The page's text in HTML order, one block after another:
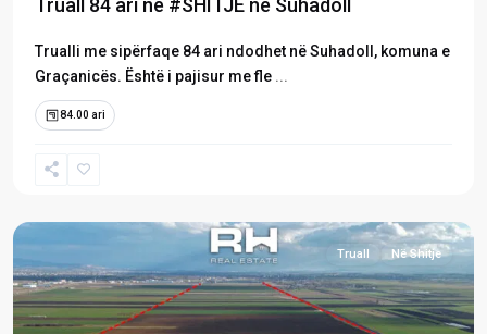
Trualli me sipërfaqe 84 ari ndodhet në Suhadoll, komuna e
Graçanicës. Është i pajisur me fle ...
84.00 ari
Suhadoll
Truall Në Shitje